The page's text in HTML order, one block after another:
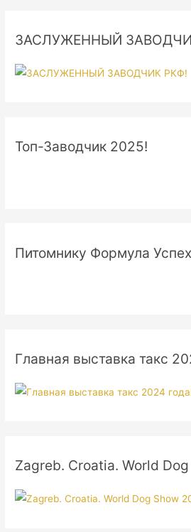
ЗАСЛУЖЕННЫЙ
Топ-Заводчик 2025!
Питомнику Формула
Главная выставка такс
Zagreb. Croatia. World